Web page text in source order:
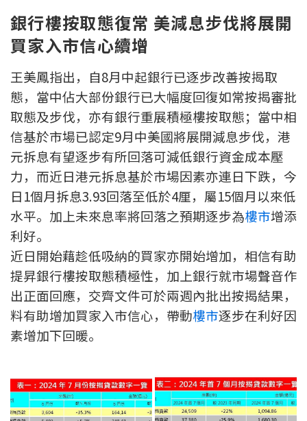
裝修設計專欄
保險資訊專欄
聯絡我們
聯絡方法
網上申請按揭轉介
條款及細則
私隱政策
简
本網頁所提供資料僅作參考用途。
若因錯漏而引致任何不便或損失，中原按揭概不負責。
中原地產 | 網上搵樓 |
中原工商舖
© 2026 中原按揭經紀有限公司 Centaline Mortgage Broker Limited 版權所有
銀行樓按取態復常 美減息步伐將展開
買家入市信心續增
王美鳳指出，自8月中起銀行已逐步改善按揭取
態，當中佔大部份銀行已大幅度回復如常按揭審批
取態及步伐，亦有銀行重展積極樓按取態；當中相
信基於市場已認定9月中美國將展開減息步伐，港
元拆息有望逐步有所回落可減低銀行資金成本壓
力，而近日港元拆息基於市場因素亦連日下跌，今
日1個月拆息3.93回落至低於4厘，屬15個月以來低
水平。加上未來息率將回落之預期逐步為樓市增添
利好。
近日開始藉趁低吸納的買家亦開始增加，相信有助
提昇銀行樓按取態積極性，加上銀行就市場聲音作
出正面回應，交齊文件可於兩週內批出按揭結果，
料有助增加買家入市信心，帶動樓市逐步在利好因
素增加下回暖。